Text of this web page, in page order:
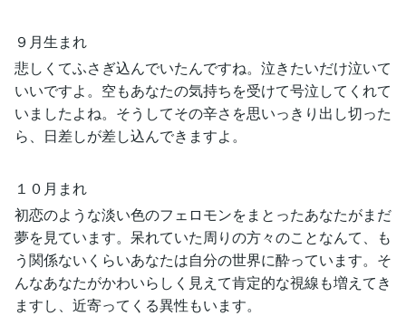
９月生まれ
悲しくてふさぎ込んでいたんですね。泣きたいだけ泣いて
いいですよ。空もあなたの気持ちを受けて号泣してくれて
いましたよね。そうしてその辛さを思いっきり出し切った
ら、日差しが差し込んできますよ。
１０月まれ
初恋のような淡い色のフェロモンをまとったあなたがまだ
夢を見ています。呆れていた周りの方々のことなんて、も
う関係ないくらいあなたは自分の世界に酔っています。そ
んなあなたがかわいらしく見えて肯定的な視線も増えてき
ますし、近寄ってくる異性もいます。